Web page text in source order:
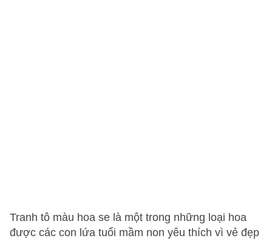
Tranh tô màu hoa se là một trong những loại hoa
được các con lứa tuổi mầm non yêu thích vì vẻ đẹp